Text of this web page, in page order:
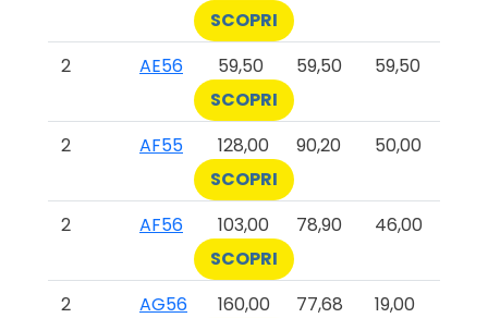
SCOPRI
2
AE56 59,50 59,50
59,50
SCOPRI
2
AF55 128,00 90,20
50,00
SCOPRI
2
AF56 103,00 78,90
46,00
SCOPRI
2
AG56 160,00 77,68
19,00